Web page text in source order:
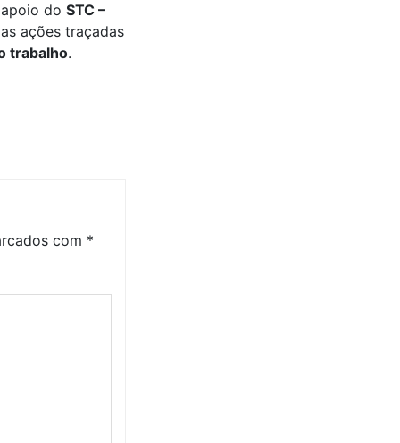
do STC –
ações traçadas
trabalho.
com *